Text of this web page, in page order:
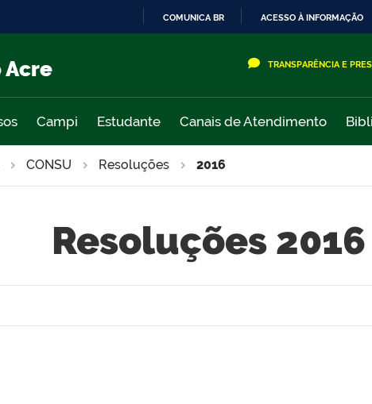
COMUNICA BR ACESSO À INFORMAÇÃO
TRANSPARÊNCIA E
Campi Estudante Canais de Atendimento
CONSU Resoluções 2016
Resoluções 2016